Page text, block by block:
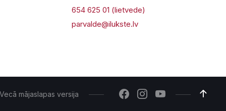
654 625 01 (lietvede)
parvalde@ilukste.lv
Vecā mājaslapas versija